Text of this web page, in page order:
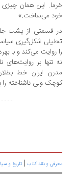
این همان چیزی بود
می‌ساخت.»
قسمتی از پشت جلد
شکل‌گیری سیاست‌های
روایت می‌کند و با بهره
تنها بر روایت‌های
ایران خط بطلان
ولی ناشناخته را برای
...............
.
و نقد کتاب|تاریخ و سیاست |